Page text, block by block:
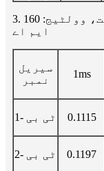
3. آفٹرگلو: جانچ کی حالت، وولٹیج: 160kv؛موجودہ: 1
ایم اے
سیریل
نمبر
1ms
ٹی بی -1 0.1115
ٹی بی -2 0.1197